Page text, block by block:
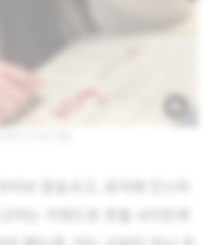
이브 방송사고, 유지애 인스타
라는 키워드로 포털 사이트와